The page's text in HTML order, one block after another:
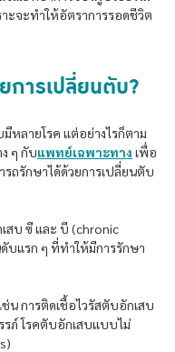
ะจะทำให้อัตราการรอดชีวิต
การเปลี่ยนตับ?
หลายโรค แต่อย่างไรก็ตาม
ๆ กับแพทย์เฉพาะทาง เพื่อ
ถรักษาได้ด้วยการเปลี่ยนตับ
สบ ซี และ บี (chronic
บแรก ๆ ที่ทำให้มีการรักษา
น การติดเชื้อไวรัสตับอักเสบ
ภ์ โรคตับอักเสบแบบไม่